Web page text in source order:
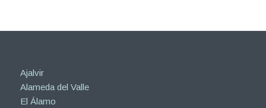
Ajalvir
Alameda del Valle
El Álamo